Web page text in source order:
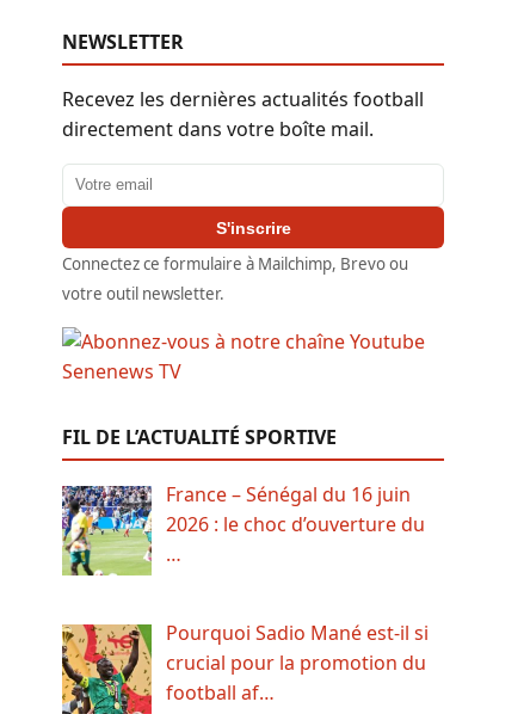
NEWSLETTER
Recevez les dernières actualités football
directement dans votre boîte mail.
Adresse email
S'inscrire
Connectez ce formulaire à Mailchimp, Brevo ou
votre outil newsletter.
FIL DE L’ACTUALITÉ SPORTIVE
France – Sénégal du 16 juin
2026 : le choc d’ouverture du
…
Pourquoi Sadio Mané est-il si
crucial pour la promotion du
football af…